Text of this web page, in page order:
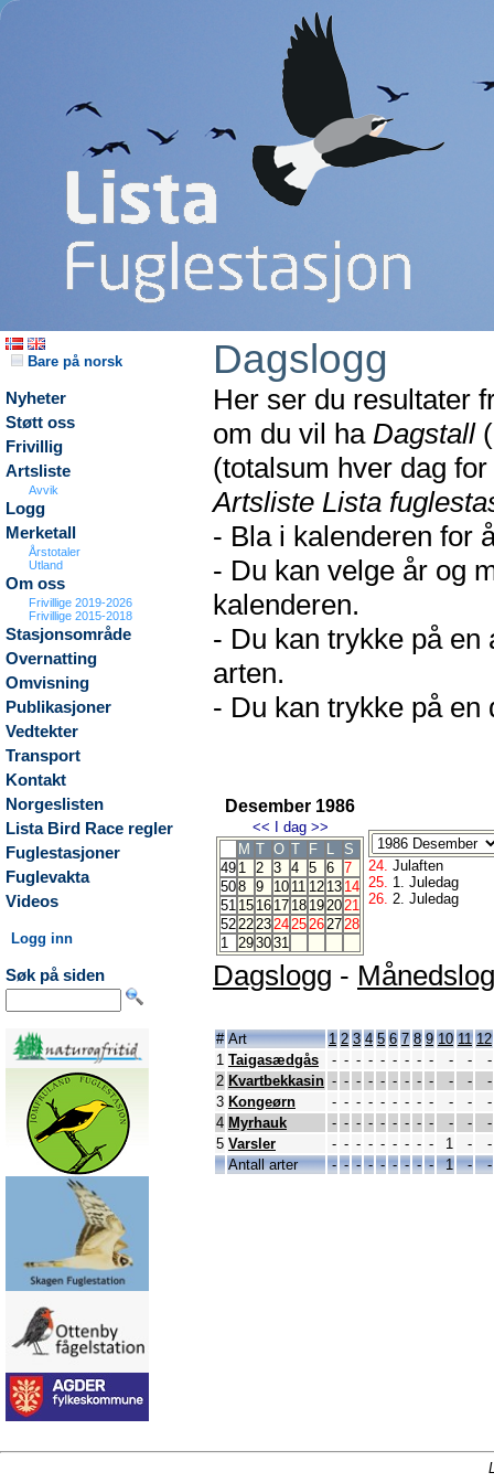
Bare på norsk
Nyheter
Støtt oss
Frivillig
Artsliste
Avvik
Logg
Merketall
Årstotaler
Utland
Om oss
Frivillige 2019-2026
Frivillige 2015-2018
Stasjonsområde
Overnatting
Omvisning
Publikasjoner
Vedtekter
Transport
Kontakt
Norgeslisten
Lista Bird Race regler
Fuglestasjoner
Fuglevakta
Videos
Logg inn
Søk på siden
Dagslogg
Her ser du resultater
om du vil ha Dagstall
(totalsum hver dag
Artsliste Lista
- Bla i kalenderen for
- Du kan velge år og
kalenderen.
- Du kan trykke på en
arten.
- Du kan trykke på en
Desember 1986
<< I dag >>
M T O T F L
S
49 1 2 3 4 5 6 7
508 9 10 11 12 13 14
51 15 16 17 18 192021
5222232425262728
1 293031
24. Julaften
25. 1. Juledag
26. 2. Juledag
Dagslogg -
# Art 1 2 3 4 5 6 7 8 9 10 11 12
1 Taigasædgås - - - - - - - - - - -
-
2 Kvartbekkasin - - - - - - - - - - -
-
3 Kongeørn - - - - - - - - - - -
-
4 Myrhauk - - - - - - - - - - -
-
5 Varsler - - - - - - - - - 1 -
-
Antall arter
- - - - - - - - - 1 - -